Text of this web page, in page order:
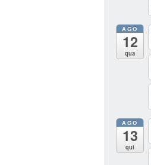
AGO
12
qua
AGO
13
qui